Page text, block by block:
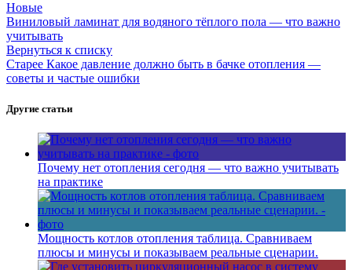
Новые
Виниловый ламинат для водяного тёплого пола — что важно
учитывать
Вернуться к списку
Старее Какое давление должно быть в бачке отопления —
советы и частые ошибки
Другие статьи
Почему нет отопления сегодня — что важно учитывать
на практике
Мощность котлов отопления таблица. Сравниваем
плюсы и минусы и показываем реальные сценарии.